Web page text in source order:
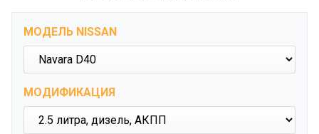
МОДЕЛЬ NISSAN
МОДИФИКАЦИЯ